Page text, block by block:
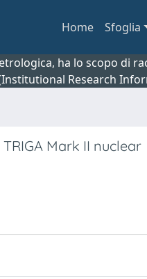
Home Sfoglia
ha lo scopo di
Research
Mark II nuclear